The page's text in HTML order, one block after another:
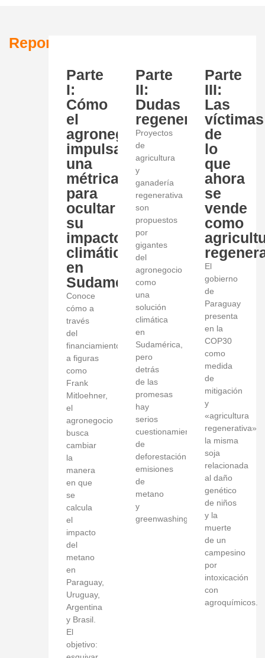
Reportajes
Parte
I:
Cómo
el
agronegocio
impulsa
una
métrica
para
ocultar
su
impacto
climático
en
Sudamérica
Conoce
cómo a
través
del
financiamiento
a figuras
como
Frank
Mitloehner,
el
agronegocio
busca
cambiar
la
manera
en que
se
calcula
el
impacto
del
metano
en
Paraguay,
Uruguay,
Argentina
y Brasil.
El
objetivo:
Parte
II:
Dudas
regenerativas
Proyectos
de
agricultura
y
ganadería
regenerativa
son
propuestos
por
gigantes
del
agronegocio
como
una
solución
climática
en
Sudamérica,
pero
detrás
de las
promesas
hay
serios
cuestionamientos
de
deforestación,
emisiones
de
metano
y
greenwashing.
Parte
III:
Las
víctimas
de
lo
que
ahora
se
vende
como
El
gobierno
de
Paraguay
presenta
en la
COP30
como
medida
de
mitigación
y
«agricultura
regenerativa»
la misma
soja
relacionada
al daño
genético
de niños
y la
muerte
de un
campesino
por
intoxicación
con
agroquímicos.